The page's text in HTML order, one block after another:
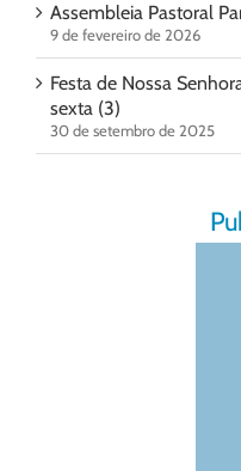
Assembleia Pastoral
9 de fevereiro de 2026
Festa de Nossa
sexta (3)
30 de setembro de 2025